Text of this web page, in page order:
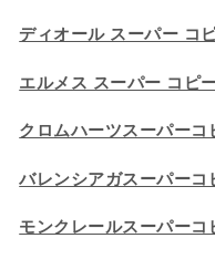
ディオール スーパー コ
エルメス スーパー コピ
クロムハーツスーパーコ
バレンシアガスーパーコ
モンクレールスーパーコ